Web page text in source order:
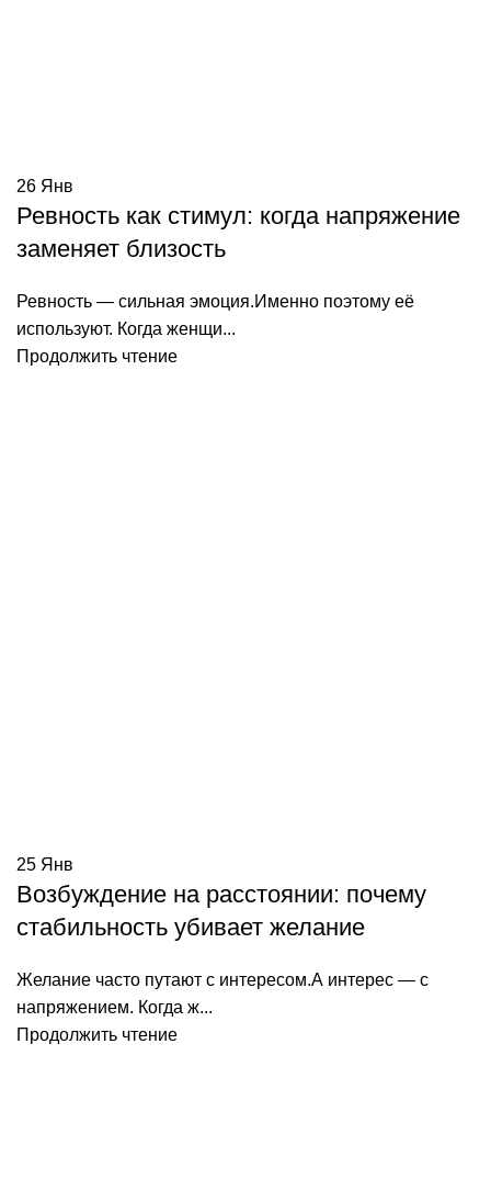
26 Янв
Ревность как стимул: когда напряжение
заменяет близость
Ревность — сильная эмоция.Именно поэтому её
используют. Когда женщи...
Продолжить чтение
25 Янв
Возбуждение на расстоянии: почему
стабильность убивает желание
Желание часто путают с интересом.А интерес — с
напряжением. Когда ж...
Продолжить чтение